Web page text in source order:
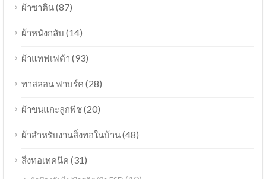
ผ้าซาติน(87)
ผ้าหนังกลับ (14)
ผ้าแทฟเฟต้า (93)
ทาสลอน ฟาบร์ค (28)
ผ้าขนแกะลูกพีช(20)
ผ้าสำหรับงานสิ่งทอในบ้าน(48)
สิ่งทอเทคนิค (31)